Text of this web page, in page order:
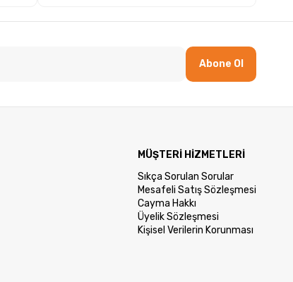
Abone Ol
MÜŞTERİ HİZMETLERİ
Sıkça Sorulan Sorular
Mesafeli Satış Sözleşmesi
Cayma Hakkı
Üyelik Sözleşmesi
Kişisel Verilerin Korunması